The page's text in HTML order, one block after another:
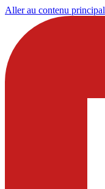
Aller au contenu principal